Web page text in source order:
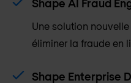
Shape AI Fraud
Une solution
éliminer la fraude en
Shape Enterprise